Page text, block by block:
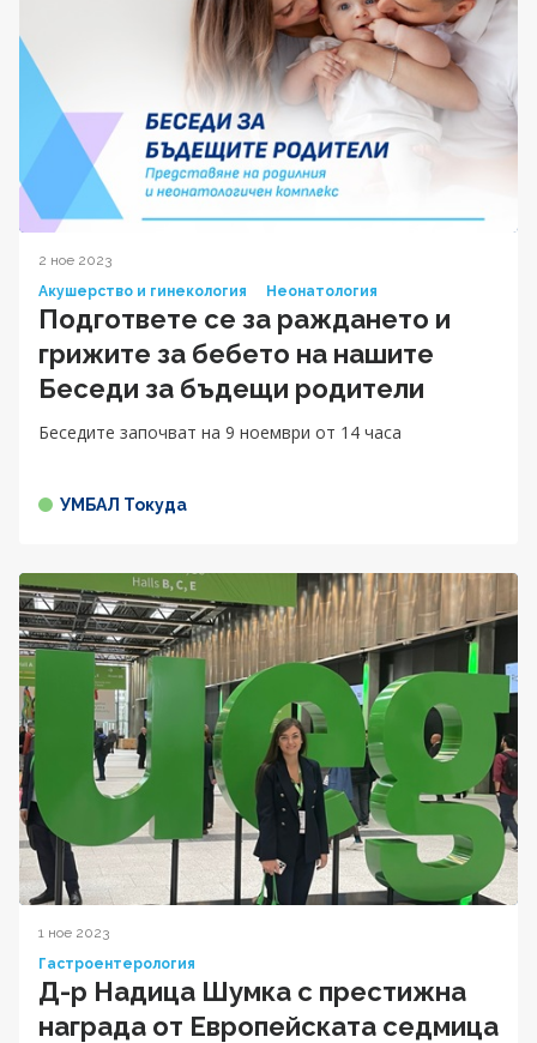
2 ное 2023
Акушерство и гинекология
Неонатология
Подгответе се за раждането и
грижите за бебето на нашите
Беседи за бъдещи родители
Беседите започват на 9 ноември от 14 часа
УМБАЛ Токуда
1 ное 2023
Гастроентерология
Д-р Надица Шумка с престижна
награда от Европейската седмица